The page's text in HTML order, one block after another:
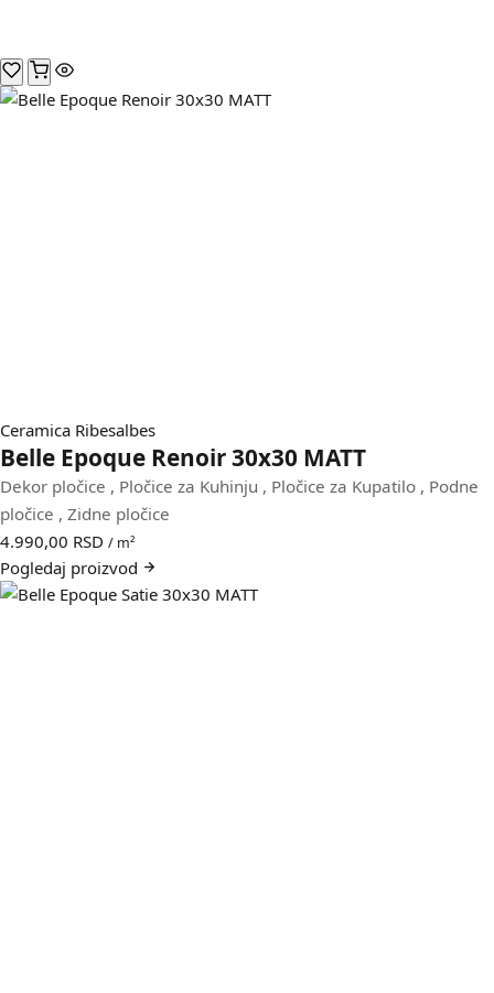
Ceramica Ribesalbes
Belle Epoque Renoir 30x30 MATT
Dekor pločice , Pločice za Kuhinju , Pločice za Kupatilo , Podne
pločice , Zidne pločice
4.990,00 RSD / m²
Pogledaj proizvod